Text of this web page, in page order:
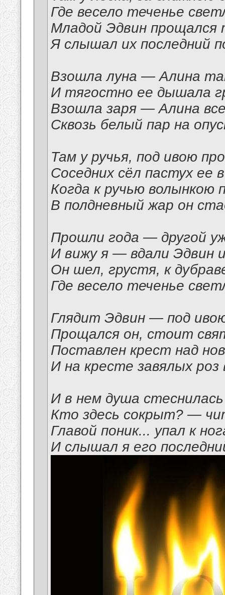
Где весело теченье
Младой Эдвин прощался
Я слышал их последний
Взошла луна — Алина
И тягостно ее дышала
Взошла заря — Алина
Сквозь белый пар на
Там у ручья, под ивою
Соседних сёл пастух ее
Когда к ручью волынкою
В полдневный жар он
Прошли года — другой
И вижу я — вдали Эдвин
Он шел, грустя, к
Где весело теченье
Глядит Эдвин — под
Прощался он, стоит
Поставлен крест над
И на кресте завялых роз
И в нем душа
Кто здесь сокрыт? —
Главой поник... упал к
И слышал я его